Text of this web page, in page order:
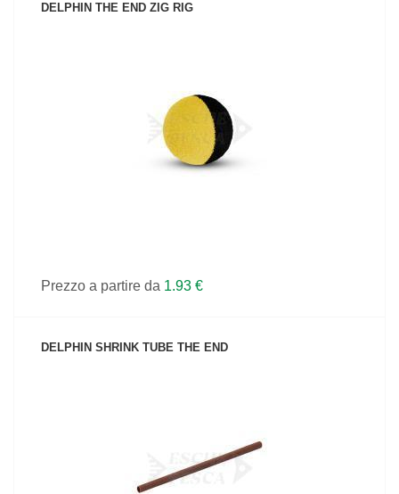
DELPHIN THE END ZIG RIG
VEDI IL PRODOTTO
Prezzo a partire da 1.93 €
DELPHIN SHRINK TUBE THE END